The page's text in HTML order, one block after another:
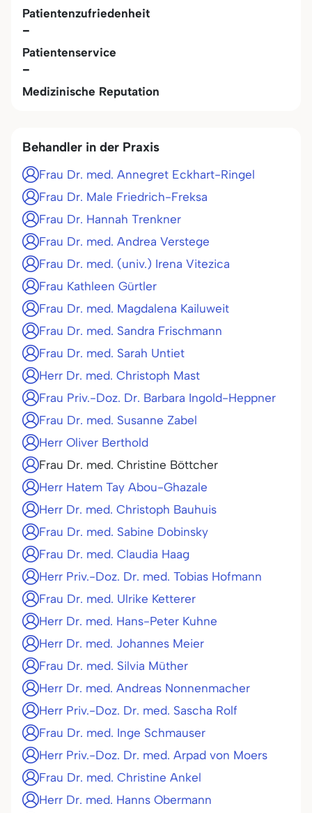
Patientenzufriedenheit
-
Patientenservice
-
Medizinische Reputation
Behandler in der Praxis
Frau Dr. med. Annegret Eckhart-Ringel
Frau Dr. Male Friedrich-Freksa
Frau Dr. Hannah Trenkner
Frau Dr. med. Andrea Verstege
Frau Dr. med. (univ.) Irena Vitezica
Frau Kathleen Gürtler
Frau Dr. med. Magdalena Kailuweit
Frau Dr. med. Sandra Frischmann
Frau Dr. med. Sarah Untiet
Herr Dr. med. Christoph Mast
Frau Priv.-Doz. Dr. Barbara Ingold-Heppner
Frau Dr. med. Susanne Zabel
Herr Oliver Berthold
Frau Dr. med. Christine Böttcher
Herr Hatem Tay Abou-Ghazale
Herr Dr. med. Christoph Bauhuis
Frau Dr. med. Sabine Dobinsky
Frau Dr. med. Claudia Haag
Herr Priv.-Doz. Dr. med. Tobias Hofmann
Frau Dr. med. Ulrike Ketterer
Herr Dr. med. Hans-Peter Kuhne
Herr Dr. med. Johannes Meier
Frau Dr. med. Silvia Müther
Herr Dr. med. Andreas Nonnenmacher
Herr Priv.-Doz. Dr. med. Sascha Rolf
Frau Dr. med. Inge Schmauser
Herr Priv.-Doz. Dr. med. Arpad von Moers
Frau Dr. med. Christine Ankel
Herr Dr. med. Hanns Obermann